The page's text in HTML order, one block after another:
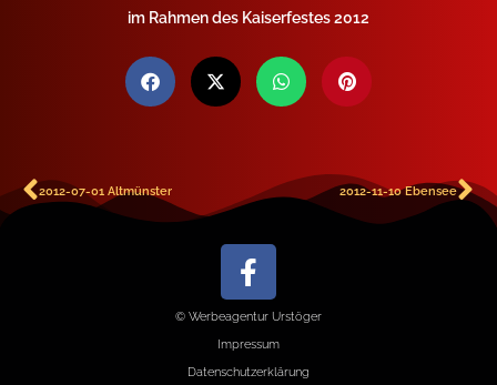
im Rahmen des Kaiserfestes 2012
2012-07-01 Altmünster 2012-11-10 Ebensee
© Werbeagentur Urstöger
Impressum
Datenschutzerklärung